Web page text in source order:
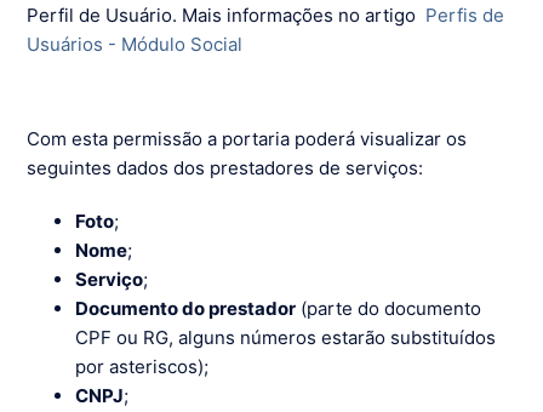
Perfil de Usuário. Mais informações no artigo Perfis de
Usuários - Módulo Social
Com esta permissão a portaria poderá visualizar os
seguintes dados dos prestadores de serviços:
Foto;
Nome;
Serviço;
Documento do prestador (parte do documento
CPF ou RG, alguns números estarão substituídos
por asteriscos);
CNPJ;